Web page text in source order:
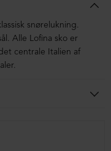
snørelukning.
Alle Lofina sko er
centrale Italien af